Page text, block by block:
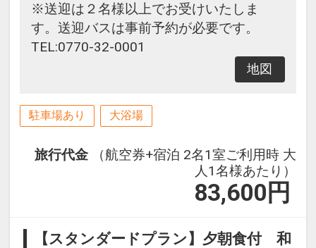
※送迎は２名様以上でお受けいたしま
す。送迎バスは事前予約が必要です。
TEL:0770-32-0001
地図
駐車場あり 大浴場
旅行代金
（航空券+宿泊 2名1室ご利用時 大
人1名様あたり）
83,600 円
【スタンダードプラン】夕朝食付 和